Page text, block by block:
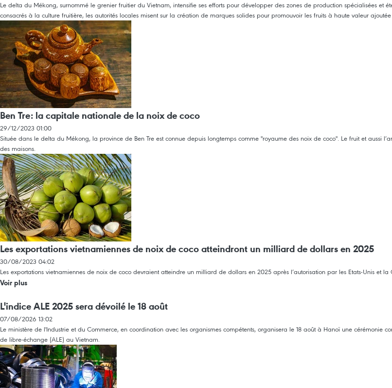
Le delta du Mékong, surnommé le grenier fruitier du Vietnam, intensifie ses efforts pour développer des zones de production spécialisées et
consacrés à la culture fruitière, les autorités locales misent sur la création de marques solides pour promouvoir les fruits à haute valeur
Ben Tre: la capitale nationale de la noix de coco
29/12/2023 01:00
Située dans le delta du Mékong, la province de Ben Tre est connue depuis longtemps comme "royaume des noix de coco". Le fruit et aussi
des maisons.
Les exportations vietnamiennes de noix de coco atteindront un milliard de dollars en 2025
30/08/2023 04:02
Les exportations vietnamiennes de noix de coco devraient atteindre un milliard de dollars en 2025 après l’autorisation par les Etats-Unis et
Voir plus
L'indice ALE 2025 sera dévoilé le 18 août
07/08/2026 13:02
Le ministère de l'Industrie et du Commerce, en coordination avec les organismes compétents, organisera le 18 août à Hanoï une
de libre-échange (ALE) au Vietnam.